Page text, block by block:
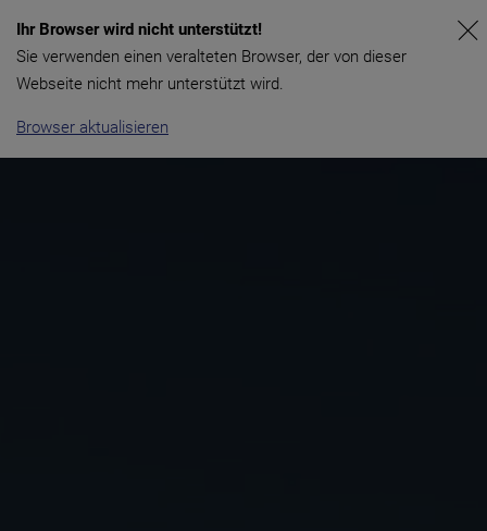
Ihr Browser wird nicht unterstützt!
Sie verwenden einen veralteten Browser, der von dieser
Webseite nicht mehr unterstützt wird.
Browser aktualisieren